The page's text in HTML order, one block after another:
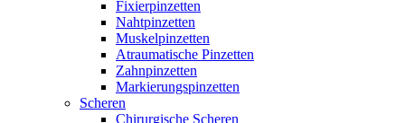
Fixierpinzetten
Nahtpinzetten
Muskelpinzetten
Atraumatische Pinzetten
Zahnpinzetten
Markierungspinzetten
Scheren
Chirurgische Scheren